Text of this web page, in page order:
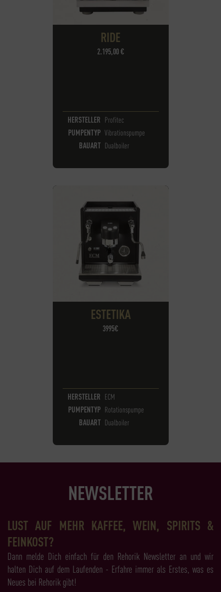
RIDE
2.195,00 €
HERSTELLER Profitec
PUMPENTYP Vibrationspumpe
BAUART Dualboiler
ESTETIKA
3995€
HERSTELLER ECM
PUMPENTYP Rotationspumpe
BAUART Dualboiler
NEWSLETTER
LUST AUF MEHR KAFFEE, WEIN, SPIRITS &
FEINKOST?
Dann melde Dich einfach für den Rehorik Newsletter an und wir
halten Dich auf dem Laufenden - Erfahre immer als Erstes, was es
Neues bei Rehorik gibt!